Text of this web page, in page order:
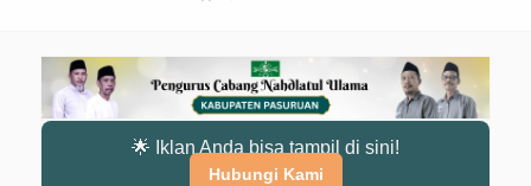
🌟 Iklan Anda bisa tampil di sini!
Hubungi Kami